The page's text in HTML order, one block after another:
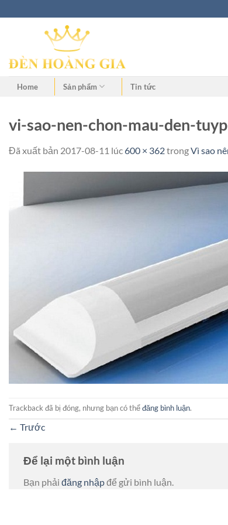
Home Sản phẩm Tin tức
vi-sao-nen-chon-mau-den-
Đã xuất bản 2017-08-11 lúc600 × 362trongVì sao
Trackback đã bị đóng, nhưng bạn có thểđăng bình luận.
← Trước
Để lại một bình luận
Bạn phải đăng nhậpđể gửi bình luận.